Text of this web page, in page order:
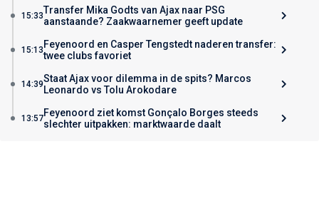
15:33Transfer Mika Godts van Ajax naar PSG
aanstaande? Zaakwaarnemer geeft update
15:13 Feyenoord en Casper Tengstedt naderen transfer:
twee clubs favoriet
14:39Staat Ajax voor dilemma in de spits? Marcos
Leonardo vs Tolu Arokodare
13:57Feyenoord ziet komst Gonçalo Borges steeds
slechter uitpakken: marktwaarde daalt